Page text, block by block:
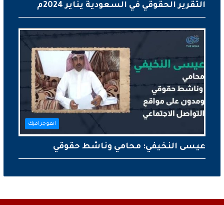
التقرير الحقوقي في السعودية يناير 2024م
انفوجرافيك
عيسى النخيفي: محامي وناشط حقوقي